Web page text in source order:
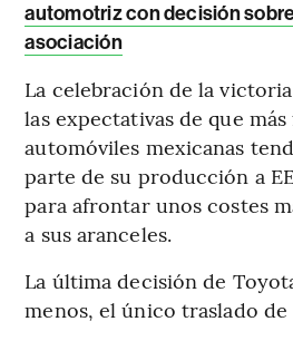
automotriz con decisión
asociación
La celebración de la
las expectativas de que
automóviles mexicanas
parte de su producción a
para afrontar unos costes
a sus aranceles.
La última decisión de
menos, el único traslado de